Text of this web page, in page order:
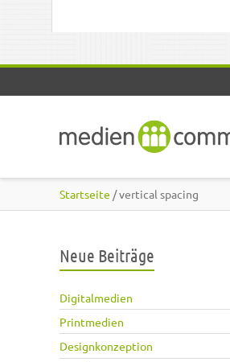
Startseite / vertical spacing
Neue Beiträge
Digitalmedien
Printmedien
Designkonzeption